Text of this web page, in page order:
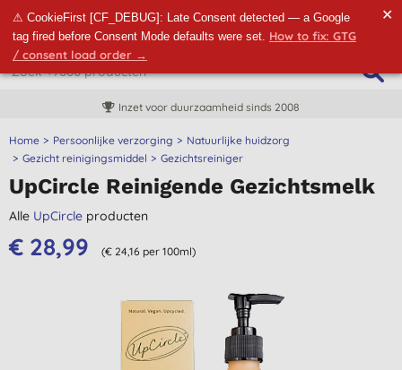
⚠ CookieFirst [CF_DEBUG]: Late Consent detected — a Google
tag fired before Consent Mode defaults were set. How to fix: GTG
/ consent load order →
✕
Inzet voor duurzaamheid sinds 2008
Home Persoonlijke verzorging
Natuurlijke huidzorg
Gezicht reinigingsmiddel
Gezichtsreiniger
UpCircle Reinigende Gezichtsmelk
Alle UpCircle producten
€ 28,99 (€ 24,16 per 100ml)